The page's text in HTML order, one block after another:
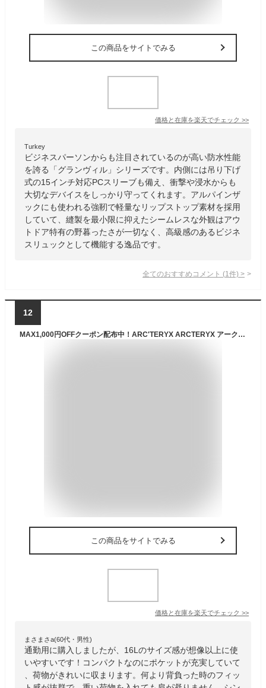
この商品をサイトでみる
価格と在庫を楽天でチェック >>
Turkey
ビジネスパーソンからも注目されているのが高い防水性能
を誇る「グランヴィル」シリーズです。内側には吊り下げ
式の15インチ対応PCスリーブも備え、衝撃や浸水からも
大切なデバイスをしっかり守ってくれます。アルパインザ
ックにも使われる強靭で軽量なリップストップ素材を採用
していて、縫製を最小限に抑えたシームレスな外観はアウ
トドア特有の野暮ったさが一切なく、高級感のあるビジネ
スリュックとして機能する逸品です。
全てのおすすめコメント (1 件) >
12
MAX1,000円OFFクーポン配布中！ARC'TERYX ARCTERYX アークテリクス MANTIS 16 マンティス 16 X000010636 16Lバックパック リュック リュックサック メンズ レディース ブラックプレゼント ギフト 通勤 通学 送料無料
この商品をサイトでみる
価格と在庫を楽天でチェック >>
まさまさa(60代・男性)
通勤用に購入しましたが、16Lのサイズ感が想像以上に使
いやすいです！コンパクトなのにポケットが充実していて
、荷物がきれいに収まります。何より背負った時のフィッ